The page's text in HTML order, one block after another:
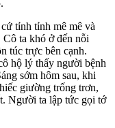
tỉnh tỉnh mê mê và
ta khó ở đến nỗi
túc trực bên cạnh.
hộ lý thấy người bệnh
sớm hôm sau, khi
giường trống trơn,
Người ta lập tức gọi tớ